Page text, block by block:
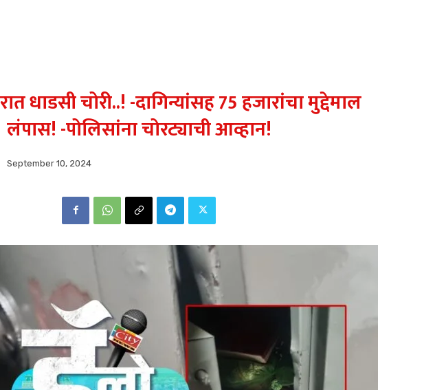
धाडसी चोरी..! -दागिन्यांसह 75 हजारांचा मुद्देमाल
लंपास! -पोलिसांना चोरट्याची आव्हान!
September 10, 2024